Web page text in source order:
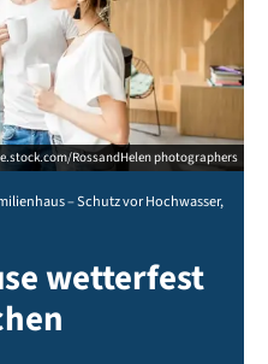
RossandHelen photographers
– Schutz vor Hochwasser,
wetterfest